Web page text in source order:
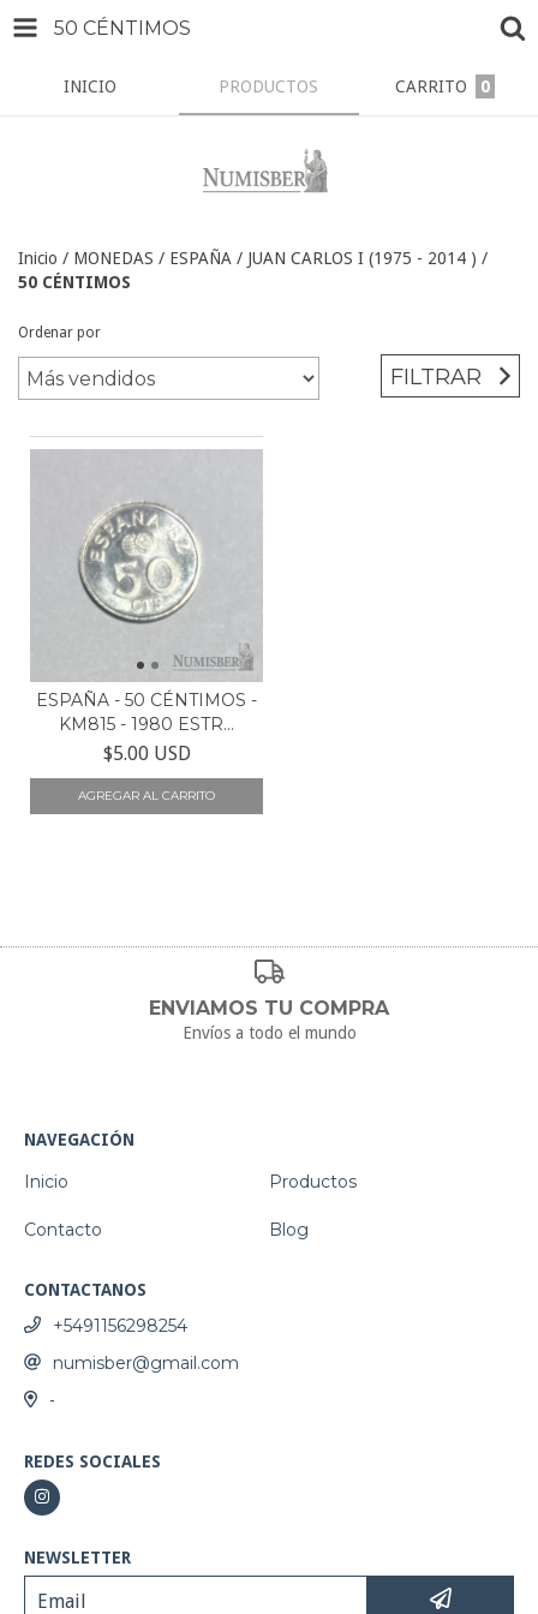
50 CÉNTIMOS
INICIO PRODUCTOS CARRITO 0
Inicio / MONEDAS / ESPAÑA / JUAN CARLOS I (1975 - 2014 ) /
50 CÉNTIMOS
Ordenar por
FILTRAR
ESPAÑA - 50 CÉNTIMOS -
KM815 - 1980 ESTR...
$5.00 USD
ENVIAMOS TU COMPRA
Envíos a todo el mundo
NAVEGACIÓN
Inicio Productos
Contacto Blog
CONTACTANOS
+5491156298254
numisber@gmail.com
-
REDES SOCIALES
NEWSLETTER